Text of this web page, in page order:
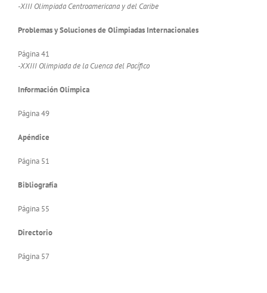
-XIII Olimpiada Centroamericana y del Caribe
Problemas y Soluciones de Olimpiadas Internacionales
Página 41
-XXIII Olimpiada de la Cuenca del Pacífico
Información Olímpica
Página 49
Apéndice
Página 51
Bibliografía
Página 55
Directorio
Página 57